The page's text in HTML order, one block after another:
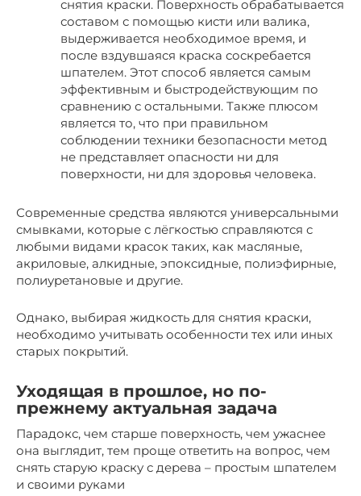
снятия краски. Поверхность обрабатывается
составом с помощью кисти или валика,
выдерживается необходимое время, и
после вздувшаяся краска соскребается
шпателем. Этот способ является самым
эффективным и быстродействующим по
сравнению с остальными. Также плюсом
является то, что при правильном
соблюдении техники безопасности метод
не представляет опасности ни для
поверхности, ни для здоровья человека.
Современные средства являются универсальными
смывками, которые с лёгкостью справляются с
любыми видами красок таких, как масляные,
акриловые, алкидные, эпоксидные, полиэфирные,
полиуретановые и другие.
Однако, выбирая жидкость для снятия краски,
необходимо учитывать особенности тех или иных
старых покрытий.
Уходящая в прошлое, но по-
прежнему актуальная задача
Парадокс, чем старше поверхность, чем ужаснее
она выглядит, тем проще ответить на вопрос, чем
снять старую краску с дерева – простым шпателем
и своими руками